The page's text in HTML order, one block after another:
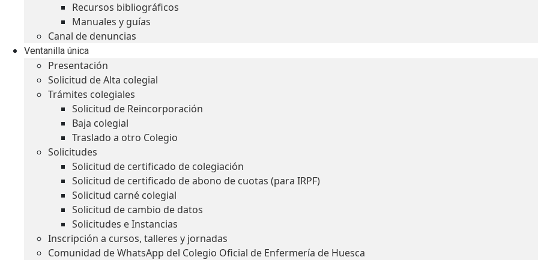
Recursos bibliográficos
Manuales y guías
Canal de denuncias
Ventanilla única
Presentación
Solicitud de Alta colegial
Trámites colegiales
Solicitud de Reincorporación
Baja colegial
Traslado a otro Colegio
Solicitudes
Solicitud de certificado de colegiación
Solicitud de certificado de abono de cuotas (para IRPF)
Solicitud carné colegial
Solicitud de cambio de datos
Solicitudes e Instancias
Inscripción a cursos, talleres y jornadas
Comunidad de WhatsApp del Colegio Oficial de Enfermería de Huesca